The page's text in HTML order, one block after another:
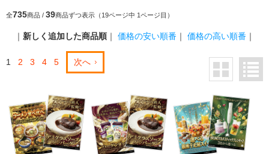
全735商品 / 39商品ずつ表示（19ページ中 1ページ目）
｜ 新しく追加した商品順 ｜ 価格の安い順番 ｜ 価格の高い順番 ｜
1 2 3 4 5 次へ